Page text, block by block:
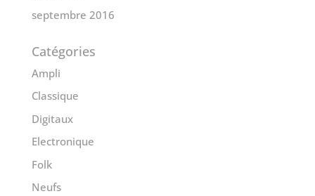
septembre 2016
Catégories
Ampli
Classique
Digitaux
Electronique
Folk
Neufs